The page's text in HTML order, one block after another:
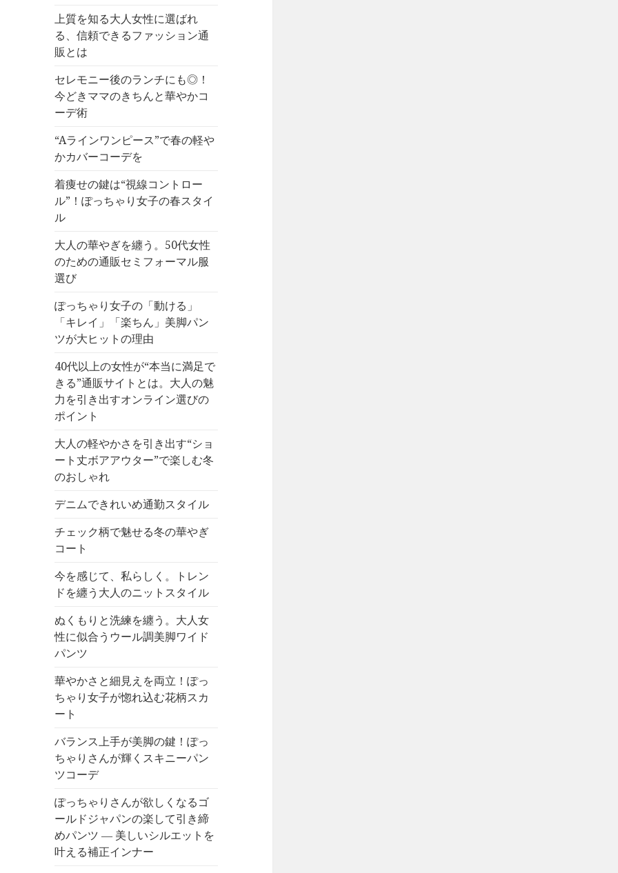
上質を知る大人女性に選ばれ
る、信頼できるファッション通
販とは
セレモニー後のランチにも◎！
今どきママのきちんと華やかコ
ーデ術
“Aラインワンピース”で春の軽や
かカバーコーデを
着痩せの鍵は“視線コントロー
ル”！ぽっちゃり女子の春スタイ
ル
大人の華やぎを纏う。50代女性
のための通販セミフォーマル服
選び
ぽっちゃり女子の「動ける」
「キレイ」「楽ちん」美脚パン
ツが大ヒットの理由
40代以上の女性が“本当に満足で
きる”通販サイトとは。大人の魅
力を引き出すオンライン選びの
ポイント
大人の軽やかさを引き出す“ショ
ート丈ボアアウター”で楽しむ冬
のおしゃれ
デニムできれいめ通勤スタイル
チェック柄で魅せる冬の華やぎ
コート
今を感じて、私らしく。トレン
ドを纏う大人のニットスタイル
ぬくもりと洗練を纏う。大人女
性に似合うウール調美脚ワイド
パンツ
華やかさと細見えを両立！ぽっ
ちゃり女子が惚れ込む花柄スカ
ート
バランス上手が美脚の鍵！ぽっ
ちゃりさんが輝くスキニーパン
ツコーデ
ぽっちゃりさんが欲しくなるゴ
ールドジャパンの楽して引き締
めパンツ ― 美しいシルエットを
叶える補正インナー